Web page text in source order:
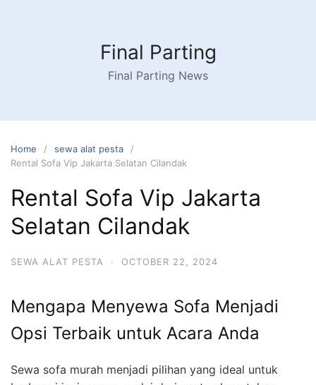
Final Parting
Final Parting News
Home
sewa alat pesta
Rental Sofa Vip Jakarta Selatan Cilandak
Rental Sofa Vip Jakarta
Selatan Cilandak
SEWA ALAT PESTA · OCTOBER 22, 2024
Mengapa Menyewa Sofa Menjadi
Opsi Terbaik untuk Acara Anda
Sewa sofa murah menjadi pilihan yang ideal untuk